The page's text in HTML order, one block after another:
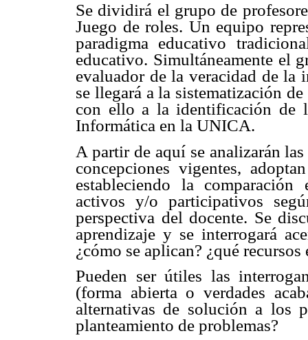
Se dividirá el grupo de
Juego de roles. Un equipo
paradigma educativo
educativo. Simultáneamente el
evaluador de la veracidad de la
se llegará a la sistematización
con ello a la identificación de
Informática en la UNICA.
A partir de aquí se analizarán
concepciones vigentes,
estableciendo la
activos y/o participativos
perspectiva del docente. Se
aprendizaje y se interrogará
¿cómo se aplican? ¿qué recursos
Pueden ser útiles las
(forma abierta o verdades
alternativas de solución a los
planteamiento de problemas?